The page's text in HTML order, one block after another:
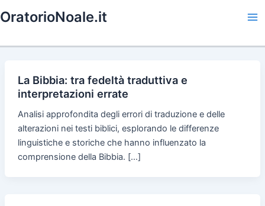
to
OratorioNoale.it
La Bibbia: tra fedeltà traduttiva e
interpretazioni errate
Analisi approfondita degli errori di traduzione e delle
alterazioni nei testi biblici, esplorando le differenze
linguistiche e storiche che hanno influenzato la
comprensione della Bibbia. […]